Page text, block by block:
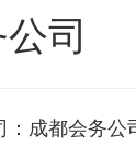
司
成都会务